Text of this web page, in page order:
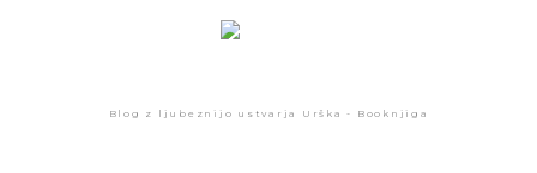
Blog z ljubeznijo ustvarja Urška - Booknjiga